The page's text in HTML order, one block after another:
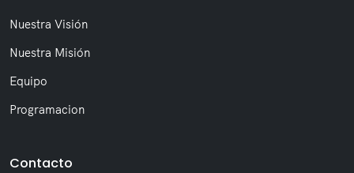
Nuestra Visión
Nuestra Misión
Equipo
Programacion
Contacto